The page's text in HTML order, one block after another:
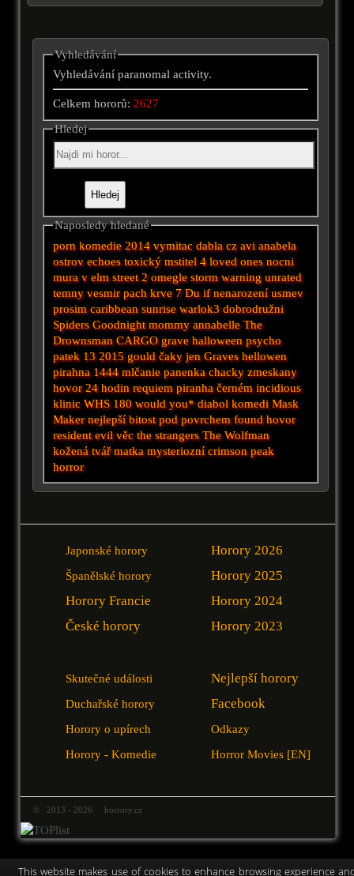
Vyhledávání
Vyhledávání paranomal activity.
Celkem hororů:2627
Hledej
Naposledy hledané
porn komedie 2014 vymitac dabla cz avi anabela
ostrov echoes toxický mstitel 4 loved ones nocni
mura v elm street 2 omegle storm warning unrated
temny vesmir pach krve 7 Du if nenarození usmev
prosim caribbean sunrise warlok3 dobrodružni
Spiders Goodnight mommy annabelle The
Drownsman CARGO grave halloween psycho
patek 13 2015 gould čaky jen Graves hellowen
pirahna 1444 mlčanie panenka chacky zmeskany
hovor 24 hodin requiem piranha černém incidious
klinic WHS 180 would you* diabol komedi Mask
Maker nejlepší bitost pod povrchemfound hovor
resident evil věc the strangers The Wolfman
kožená tvář matka mysteriozní crimson peak
horror
Japonské horory
Španělské horory
Horory Francie
České horory
Horory 2026
Horory 2025
Horory 2024
Horory 2023
Skutečné události
Duchařské horory
Horory o upírech
Horory - Komedie
Nejlepší horory
Facebook
Odkazy
Horror Movies [EN]
© 2013 - 2026 horrory.cz
This website makes use of cookies to enhance browsing experience